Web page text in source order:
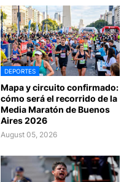
DEPORTES
Mapa y circuito confirmado:
cómo será el recorrido de la
Media Maratón de Buenos
Aires 2026
August 05, 2026